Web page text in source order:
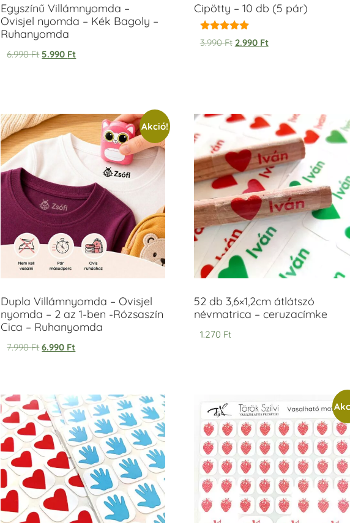
Egyszínű Villámnyomda –
Ovisjel nyomda – Kék Bagoly –
Ruhanyomda
6.990Ft 5.990 Ft
Cipötty – 10 db (5 pár)
Értékelés:
5.00
3.990Ft 2.990 Ft
Akció!
Dupla Villámnyomda – Ovisjel
nyomda – 2 az 1-ben -Rózsaszín
Cica – Ruhanyomda
7.990Ft 6.990 Ft
52 db 3,6×1,2cm átlátszó
névmatrica – ceruzacímke
1.270 Ft